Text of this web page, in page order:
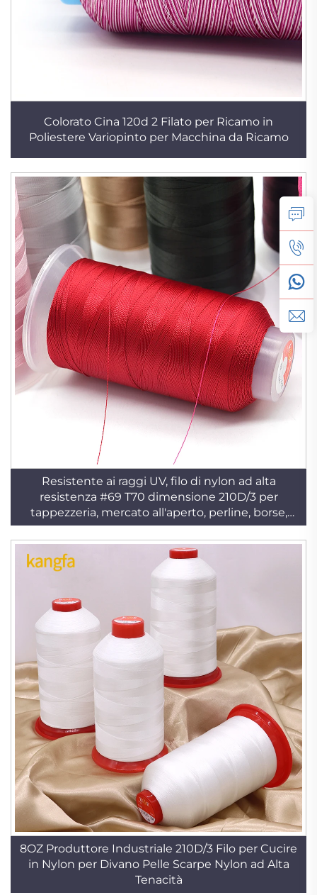
Colorato Cina 120d 2 Filato per Ricamo in
Poliestere Variopinto per Macchina da Ricamo
Resistente ai raggi UV, filo di nylon ad alta
resistenza #69 T70 dimensione 210D/3 per
tappezzeria, mercato all'aperto, perline, borse,
pelle
8OZ Produttore Industriale 210D/3 Filo per Cucire
in Nylon per Divano Pelle Scarpe Nylon ad Alta
Tenacità